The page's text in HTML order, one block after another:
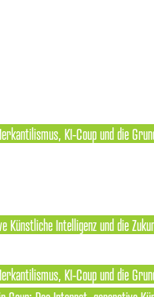
KI-Coup und die
Künstliche Intelligenz und die
KI-Coup und die